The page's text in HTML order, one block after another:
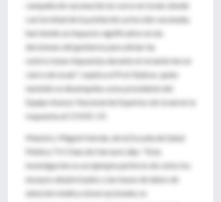
campaña de vacunación en curso en Israel, donde
casi la mitad de la población ya ha sido vacunada,
han tenido un impacto significativo en las
decisiones del gobierno para aliviar las
restricciones impuestas durante el reciente tercer
cierre de Israel ", explica el Prof. Balicer, quien
también se desempeña como presidente del
Equipo Asesor Nacional de Expertos de Israel en la
respuesta al COVID-19.
Maestro. Miguel Hernán, de la Escuela de Salud
Pública TH Chan de Harvard, dijo: "Esta
investigación es un ejemplo perfecto de cómo los
ensayos aleatorizados y las bases de datos de
atención médica observacionales se